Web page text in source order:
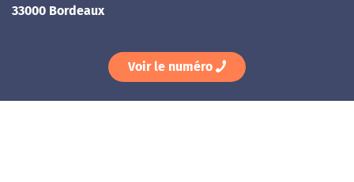
33000 Bordeaux
Voir le numéro